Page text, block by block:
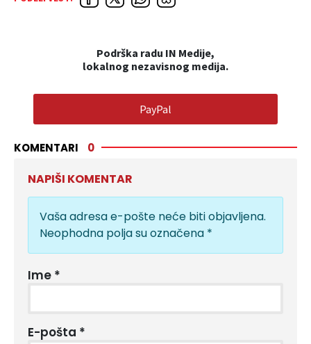
Podrška radu IN Medije,
lokalnog nezavisnog medija.
PayPal
KOMENTARI 0
NAPIŠI KOMENTAR
Vaša adresa e-pošte neće biti objavljena.
Neophodna polja su označena *
Ime *
E-pošta *